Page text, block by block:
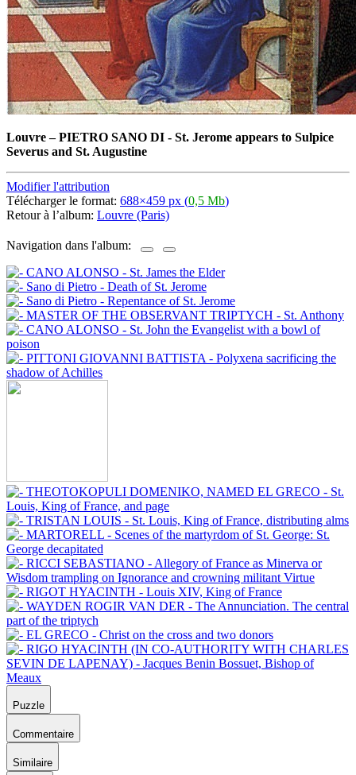
Louvre–PIETRO SANO DI - St. Jerome appears to Sulpice
Severus and St. Augustine
Modifier l'attribution
Télécharger le format: 688×459 px (0,5 Mb)
Retour à l’album: Louvre (Paris)
Navigation dans l'album:
Puzzle
Commentaire
Similaire